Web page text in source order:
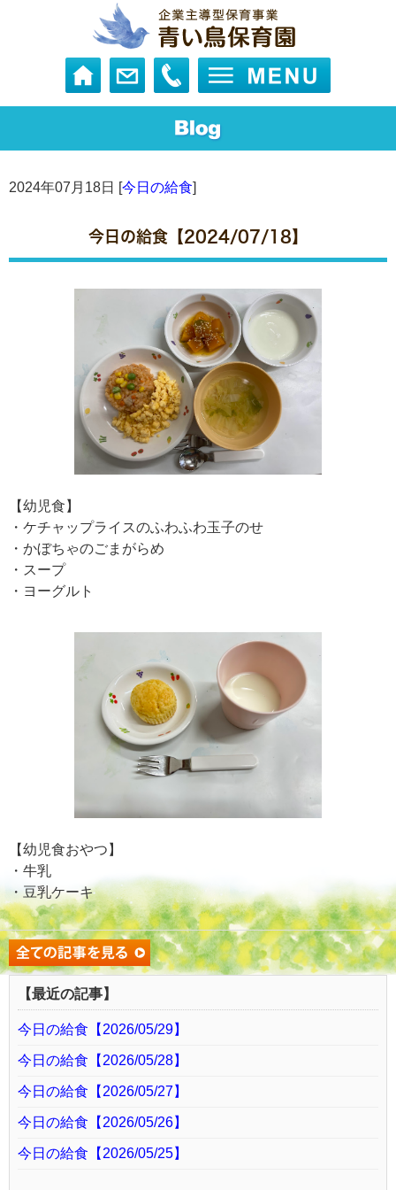
2024年07月18日 [今日の給食]
今日の給食【2024/07/18】
【幼児食】
・ケチャップライスのふわふわ玉子のせ
・かぼちゃのごまがらめ
・スープ
・ヨーグルト
【幼児食おやつ】
・牛乳
・豆乳ケーキ
【最近の記事】
今日の給食【2026/05/29】
今日の給食【2026/05/28】
今日の給食【2026/05/27】
今日の給食【2026/05/26】
今日の給食【2026/05/25】